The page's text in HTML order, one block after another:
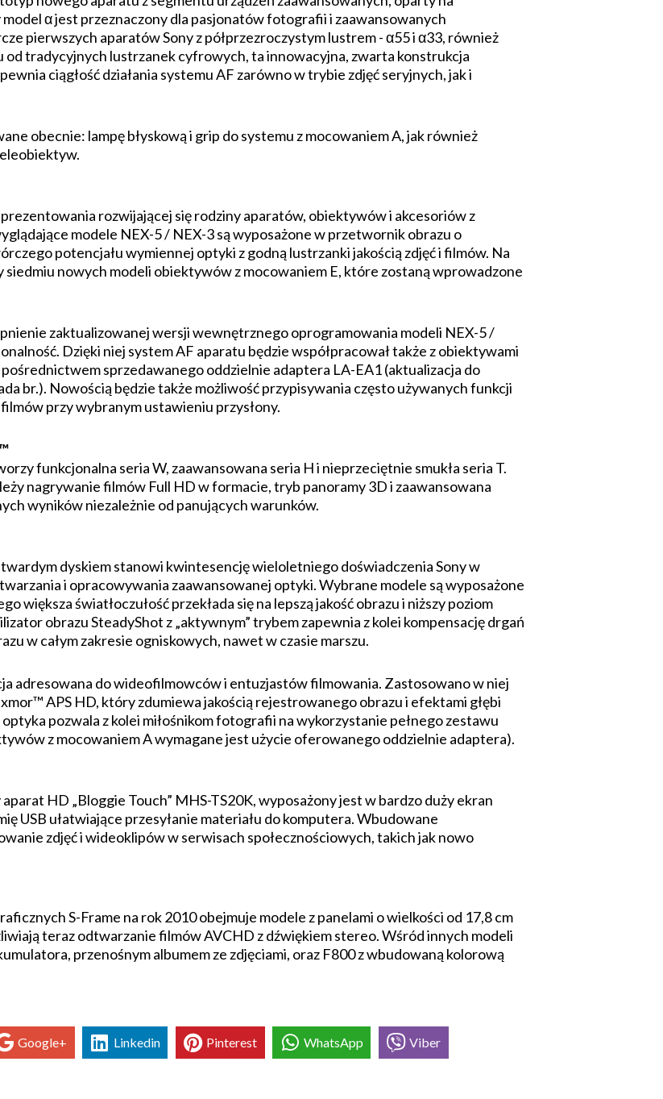
α jest przeznaczony dla pasjonatów fotografii i zaawansowanych
pierwszych aparatów Sony z półprzezroczystym lustrem - α55 i α33, również
tradycyjnych lustrzanek cyfrowych, ta innowacyjna, zwarta konstrukcja
ciągłość działania systemu AF zarówno w trybie zdjęć seryjnych, jak i
obecnie: lampę błyskową i grip do systemu z mocowaniem A, jak również
rozwijającej się rodziny aparatów, obiektywów i akcesoriów z
modele NEX-5 / NEX-3 są wyposażone w przetwornik obrazu o
potencjału wymiennej optyki z godną lustrzanki jakością zdjęć i filmów. Na
nowych modeli obiektywów z mocowaniem E, które zostaną wprowadzone
zaktualizowanej wersji wewnętrznego oprogramowania modeli NEX-5 /
Dzięki niej system AF aparatu będzie współpracował także z obiektywami
pośrednictwem sprzedawanego oddzielnie adaptera LA-EA1 (aktualizacja do
br.). Nowością będzie także możliwość przypisywania często używanych funkcji
przy wybranym ustawieniu przysłony.
funkcjonalna seria W, zaawansowana seria H i nieprzeciętnie smukła seria T.
nagrywanie filmów Full HD w formacie, tryb panoramy 3D i zaawansowana
wyników niezależnie od panujących warunków.
dyskiem stanowi kwintesencję wieloletniego doświadczenia Sony w
i opracowywania zaawansowanej optyki. Wybrane modele są wyposażone
większa światłoczułość przekłada się na lepszą jakość obrazu i niższy poziom
obrazu SteadyShot z „aktywnym” trybem zapewnia z kolei kompensację drgań
w całym zakresie ogniskowych, nawet w czasie marszu.
adresowana do wideofilmowców i entuzjastów filmowania. Zastosowano w niej
APS HD, który zdumiewa jakością rejestrowanego obrazu i efektami głębi
pozwala z kolei miłośnikom fotografii na wykorzystanie pełnego zestawu
z mocowaniem A wymagane jest użycie oferowanego oddzielnie adaptera).
HD „Bloggie Touch” MHS-TS20K, wyposażony jest w bardzo duży ekran
USB ułatwiające przesyłanie materiału do komputera. Wbudowane
zdjęć i wideoklipów w serwisach społecznościowych, takich jak nowo
S-Frame na rok 2010 obejmuje modele z panelami o wielkości od 17,8 cm
teraz odtwarzanie filmów AVCHD z dźwiękiem stereo. Wśród innych modeli
przenośnym albumem ze zdjęciami, oraz F800 z wbudowaną kolorową
Google+ Linkedin Pinterest WhatsApp Viber